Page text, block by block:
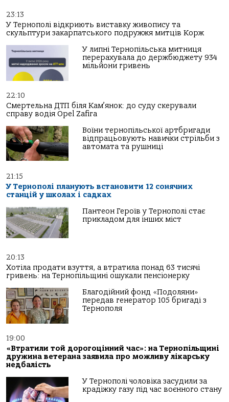
23:13
У Тернополі відкриють виставку живопису та
скульптури закарпатського подружжя митців Корж
У липні Тернопільська митниця
перерахувала до держбюджету 934
мільйони гривень
22:10
Смертельна ДТП біля Кам’янок: до суду скерували
справу водія Opel Zafira
Воїни тернопільської артбригади
відпрацьовують навички стрільби з
автомата та рушниці
21:15
У Тернополі планують встановити 12 сонячних
станцій у школах і садках
Пантеон Героїв у Тернополі стає
прикладом для інших міст
20:13
Хотіла продати взуття, а втратила понад 63 тисячі
гривень: на Тернопільщині ошукали пенсіонерку
Благодійний фонд «Подоляни»
передав генератор 105 бригаді з
Тернополя
19:00
«Втратили той дорогоцінний час»: на Тернопільщині
дружина ветерана заявила про можливу лікарську
недбалість
У Тернополі чоловіка засудили за
крадіжку газу під час воєнного стану